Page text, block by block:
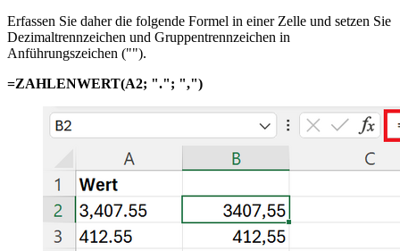
Erfassen Sie daher die folgende Formel in einer Zelle und setzen Sie
Dezimaltrennzeichen und Gruppentrennzeichen in
Anführungszeichen ("").
=ZAHLENWERT(A2; "."; ",")